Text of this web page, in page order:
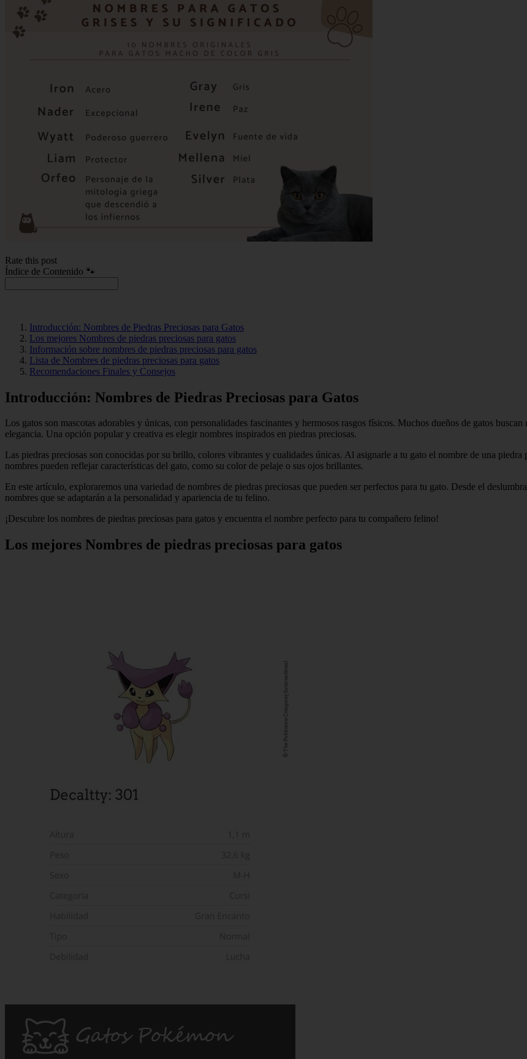
Rate this post
Índice de Contenido 🐾
Introducción: Nombres de Piedras Preciosas para Gatos
Los mejores Nombres de piedras preciosas para gatos
Información sobre nombres de piedras preciosas para gatos
Lista de Nombres de piedras preciosas para gatos
Recomendaciones Finales y Consejos
Introducción: Nombres de Piedras Preciosas para Gatos
Los gatos son mascotas adorables y únicas, con personalidades fascinantes y hermosos rasgos físicos. Muchos dueños de gatos
elegancia. Una opción popular y creativa es elegir nombres inspirados en piedras preciosas.
Las piedras preciosas son conocidas por su brillo, colores vibrantes y cualidades únicas. Al asignarle a tu gato el nombre de una
nombres pueden reflejar características del gato, como su color de pelaje o sus ojos brillantes.
En este artículo, exploraremos una variedad de nombres de piedras preciosas que pueden ser perfectos para tu gato. Desde el
nombres que se adaptarán a la personalidad y apariencia de tu felino.
¡Descubre los nombres de piedras preciosas para gatos y encuentra el nombre perfecto para tu compañero felino!
Los mejores Nombres de piedras preciosas para gatos